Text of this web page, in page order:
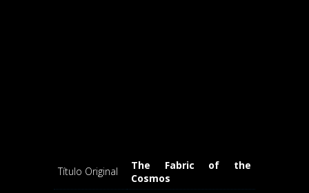
Título Original
The Fabric of the
Cosmos